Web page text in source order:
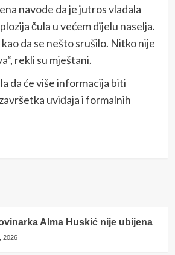
navode da je jutros vladala
čula u većem dijelu naselja.
da se nešto srušilo. Nitko nije
rekli su mještani.
da će više informacija biti
uviđaja i formalnih
Alma Huskić nije ubijena
2026